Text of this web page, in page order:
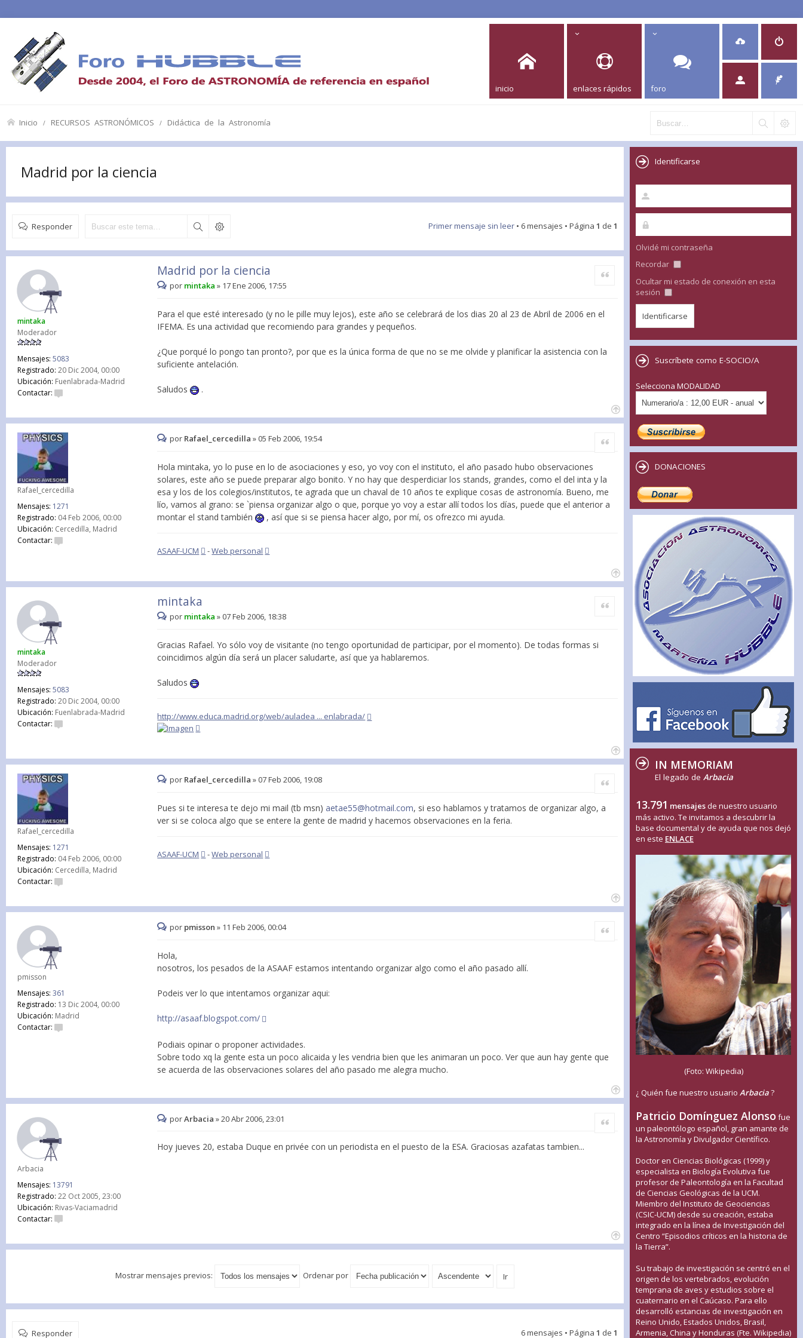
inicio enlaces rápidos foro
Inicio RECURSOS ASTRONÓMICOS Didáctica de la Astronomía
Madrid por la ciencia
Responder Primer mensaje sin leer • 6 mensajes • Página 1 de 1
mintaka
Moderador
Mensajes: 5083
Registrado: 20 Dic 2004, 00:00
Ubicación: Fuenlabrada-Madrid
Contactar:
Madrid por la ciencia Citar
por mintaka » 17 Ene 2006, 17:55
Para el que esté interesado (y no le pille muy lejos), este año se celebrará de los dias 20 al 23 de Abril de 2006 en el
IFEMA. Es una actividad que recomiendo para grandes y pequeños.
¿Que porqué lo pongo tan pronto?, por que es la única forma de que no se me olvide y planificar la asistencia con la
suficiente antelación.
Saludos .
Rafael_cercedilla
Mensajes: 1271
Registrado: 04 Feb 2006, 00:00
Ubicación: Cercedilla, Madrid
Contactar:
Citar
por Rafael_cercedilla »05 Feb 2006, 19:54
Hola mintaka, yo lo puse en lo de asociaciones y eso, yo voy con el instituto, el año pasado hubo observaciones
solares, este año se puede preparar algo bonito. Y no hay que desperdiciar los stands, grandes, como el del inta y la
esa y los de los colegios/institutos, te agrada que un chaval de 10 años te explique cosas de astronomía. Bueno, me
lío, vamos al grano: se `piensa organizar algo o que, porque yo voy a estar allí todos los días, puede que el anterior a
montar el stand también
, así que si se piensa hacer algo, por mí, os ofrezco mi ayuda.
ASAAF-UCM -Web personal
mintaka
Moderador
Mensajes: 5083
Registrado: 20 Dic 2004, 00:00
Ubicación: Fuenlabrada-Madrid
Contactar:
mintaka Citar
por mintaka »07 Feb 2006, 18:38
Gracias Rafael. Yo sólo voy de visitante (no tengo oportunidad de participar, por el momento). De todas formas si
coincidimos algún día será un placer saludarte, así que ya hablaremos.
Saludos
http://www.educa.madrid.org/web/auladea ... enlabrada/
Rafael_cercedilla
Mensajes: 1271
Registrado: 04 Feb 2006, 00:00
Ubicación: Cercedilla, Madrid
Contactar:
Citar
por Rafael_cercedilla »07 Feb 2006, 19:08
Pues si te interesa te dejo mi mail (tb msn) aetae55@hotmail.com, si eso hablamos y tratamos de organizar algo, a
ver si se coloca algo que se entere la gente de madrid y hacemos observaciones en la feria.
ASAAF-UCM -Web personal
pmisson
Mensajes: 361
Registrado: 13 Dic 2004, 00:00
Ubicación: Madrid
Contactar:
Citar
por pmisson » 11 Feb 2006, 00:04
Hola,
nosotros, los pesados de la ASAAF estamos intentando organizar algo como el año pasado allí.
Podeis ver lo que intentamos organizar aqui:
http://asaaf.blogspot.com/
Podiais opinar o proponer actividades.
Sobre todo xq la gente esta un poco alicaida y les vendria bien que les animaran un poco. Ver que aun hay gente que
se acuerda de las observaciones solares del año pasado me alegra mucho.
Arbacia
Mensajes: 13791
Registrado: 22 Oct 2005, 23:00
Ubicación: Rivas-Vaciamadrid
Contactar:
Citar
porArbacia »20 Abr 2006, 23:01
Hoy jueves 20, estaba Duque en privée con un periodista en el puesto de la ESA. Graciosas azafatas tambien...
Mostrar mensajes previos: Ordenar por
Responder 6 mensajes • Página 1 de 1
Identificarse
Olvidé mi contraseña
Recordar
Ocultar mi estado de conexión en esta
sesión
Suscríbete como E-SOCIO/A
Selecciona MODALIDAD
DONACIONES
IN MEMORIAM
El legado de Arbacia
13.791 mensajes de nuestro usuario
más activo. Te invitamos a descubrir la
base documental y de ayuda que nos dejó
en este ENLACE
(Foto: Wikipedia)
¿ Quién fue nuestro usuario Arbacia?
Patricio Domínguez Alonso fue
un paleontólogo español, gran amante de
la Astronomía y Divulgador Científico.
Doctor en Ciencias Biológicas (1999) y
especialista en Biología Evolutiva fue
profesor de Paleontología en la Facultad
de Ciencias Geológicas de la UCM.
Miembro del Instituto de Geociencias
(CSIC-UCM) desde su creación, estaba
integrado en la línea de Investigación del
Centro “Episodios críticos en la historia de
la Tierra”.
Su trabajo de investigación se centró en el
origen de los vertebrados, evolución
temprana de aves y estudios sobre el
cuaternario en el Caúcaso. Para ello
desarrolló estancias de investigación en
Reino Unido, Estados Unidos, Brasil,
Armenia, China y Honduras (Fte. Wikipedia)